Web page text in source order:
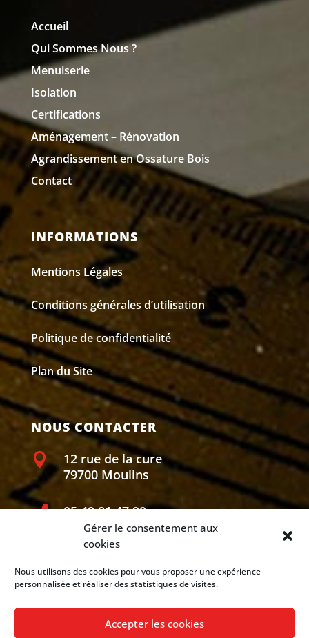
Gérer le consentement aux
cookies
Nous utilisons des cookies pour vous proposer une expérience
personnalisée et réaliser des statistiques de visites.
Accepter les cookies
Accueil
Qui Sommes Nous ?
Menuiserie
Isolation
Certifications
Aménagement – Rénovation
Agrandissement en Ossature Bois
Contact
INFORMATIONS
Mentions Légales
Conditions générales d’utilisation
Politique de confidentialité
Plan du Site
NOUS CONTACTER

12 rue de la cure
79700 Moulins
 05 49 81 47 90‬
menuiserie.marquis@orange.fr
 Du Lundi au Vendredi de 8h à 18h